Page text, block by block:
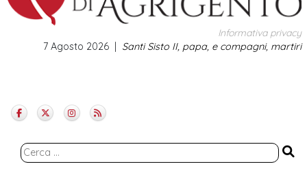
Informativa privacy
Santi Sisto II, papa, e compagni, martiri
7 Agosto 2026
Ricerca